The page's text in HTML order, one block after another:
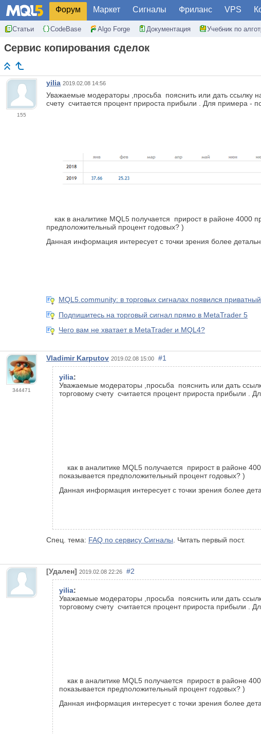
Форум Маркет Сигналы Фриланс VPS
Статьи CodeBase Algo Forge Документация Учебник по
Сервис копирования сделок
155
yilia 2019.02.08 14:56
Уважаемые модераторы ,просьба пояснить или дать ссылку
счету считается процент прироста прибыли . Для примера -
как в аналитике MQL5 получается прирост в районе 4000
предположительный процент годовых? )
Данная информация интересует с точки зрения более
MQL5.community: в торговых сигналах появился
Подпишитесь на торговый сигнал прямо в MetaTrader 5
Чего вам не хватает в MetaTrader и MQL4?
344471
Vladimir Karputov 2019.02.08 15:00 #1
yilia:
Уважаемые модераторы ,просьба пояснить или дать
торговому счету считается процент прироста прибыли .
как в аналитике MQL5 получается прирост в районе
показывается предположительный процент годовых? )
Данная информация интересует с точки зрения более
Спец. тема: FAQ по сервису Сигналы . Читать первый пост.
[Удален] 2019.02.08 22:26 #2
yilia:
Уважаемые модераторы ,просьба пояснить или дать
торговому счету считается процент прироста прибыли .
как в аналитике MQL5 получается прирост в районе
показывается предположительный процент годовых? )
Данная информация интересует с точки зрения более